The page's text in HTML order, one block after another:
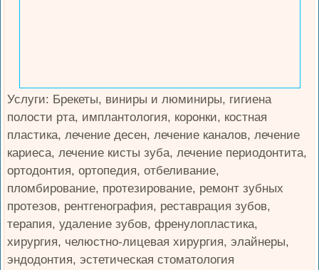
Услуги: Брекеты, виниры и люминиры, гигиена
полости рта, имплантология, коронки, костная
пластика, лечение десен, лечение каналов, лечение
кариеса, лечение кисты зуба, лечение периодонтита,
ортодонтия, ортопедия, отбеливание,
пломбирование, протезирование, ремонт зубных
протезов, рентгенография, реставрация зубов,
терапия, удаление зубов, френулопластика,
хирургия, челюстно-лицевая хирургия, элайнеры,
эндодонтия, эстетическая стоматология